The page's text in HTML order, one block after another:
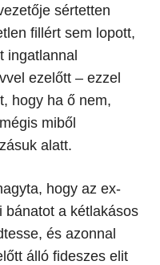
sértetten
fillért sem lopott,
ingatlannal
ezelőtt – ezzel
hogy ha ő nem,
miből
alatt.
hogy az ex-
bánatot a kétlakásos
és azonnal
álló fideszes elit